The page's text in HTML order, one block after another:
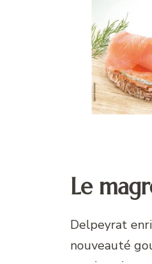
Le
Delpeyrat
nouveauté